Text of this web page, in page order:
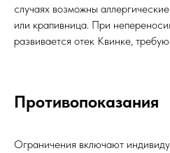
случаях возможны
или крапивница. При
развивается отек Квинке,
Противопоказания
Ограничения включают